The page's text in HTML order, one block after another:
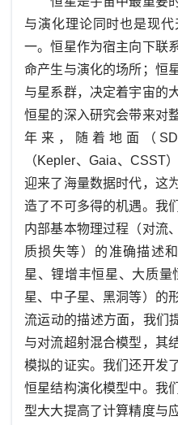
与演化理论同时也是现
一。恒星作为宿主向下联
命产生与演化的场所；恒
与星系群，决定着宇宙的
恒星的深入研究会带来对
年来，随着地面（
（Kepler、Gaia、CSST
迎来了海量数据时代，这
造了不可多得的机遇。我
内部基本物理过程（对流
质损失等）的准确描述
星、锂增丰恒星、大质
星、中子星、黑洞等）的
流运动的描述方面，我们
与对流超射混合模型，其
模拟的证实。我们还开发
恒星结构演化模型中。我
型大大提高了计算精度与